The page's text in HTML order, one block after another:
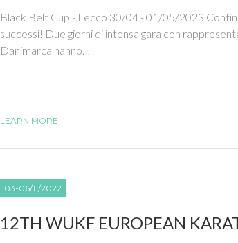
Black Belt Cup - Lecco 30/04 - 01/05/2023
successi! Due giorni di intensa gara con
Danimarca hanno…
LEARN MORE
03-06/11/2022
12TH WUKF EUROPEAN